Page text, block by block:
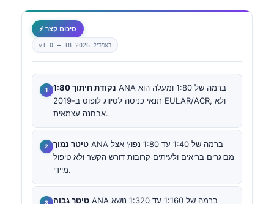
⚡ סיכום קצר
v1.0 — 18 באפריל 2026
נקודת חיתוך 1:80 ANA ברמה של 1:80 ומעלה הוא
תנאי כניסה לסיווג לופוס ב-2019 EULAR/ACR, ולא
אבחנה עצמאית.
טיטר נמוך ANA ברמה של 1:40 עד 1:80 נפוץ אצל
מבוגרים בריאים ולעיתים קרובות דורש הקשר ולא טיפול
מיידי.
טיטר גבוה ANA ברמה של 1:160 עד 1:320 נושא